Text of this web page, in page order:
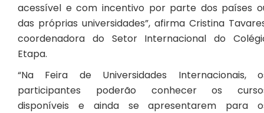
acessível e com incentivo por parte dos países
das próprias universidades”, afirma Cristina
coordenadora do Setor Internacional do
Etapa.
“Na Feira de Universidades Internacionais,
participantes poderão conhecer os
disponíveis e ainda se apresentarem para